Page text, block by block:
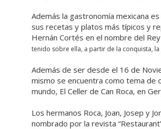
Además la gastronomía mexicana
sus recetas y platos más típicos y
Hernán Cortés en el nombre del
tenido sobre ella, a partir de la conquista,
Además de ser desde el 16 de
mismo se encuentra como tema de
mundo, El Celler de Can Roca, en
Los hermanos Roca, Joan, Josep y
nombrado por la revista